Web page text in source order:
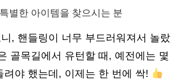
별한 아이템을 찾으시는 분
, 핸들링이 너무 부드러워져서 놀랐
골목길에서 유턴할 때, 예전에는 몇
려야 했는데, 이제는 한 번에 싹!